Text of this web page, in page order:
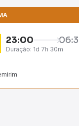
23:00
Duração: 1d 7h 30m